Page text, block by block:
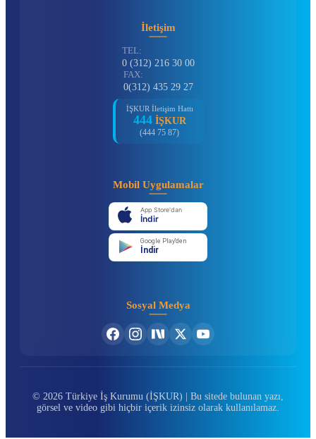
İletişim
TEL:
0 (312) 216 30 00
FAX:
0(312) 435 29 27
İŞKUR İletişim Hattı
444 İŞKUR
(444 75 87)
Mobil Uygulamalar
App Store'dan
İndir
Google Play'den
İndir
Sosyal Medya
© 2026 Türkiye İş Kurumu (İŞKUR) | Bu sitede bulunan yazı,
görsel ve video gibi hiçbir içerik izinsiz olarak kullanılamaz.